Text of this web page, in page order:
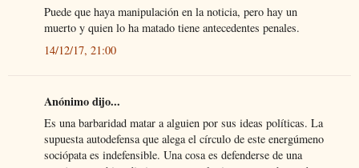
Puede que haya manipulación en la noticia, pero hay un
muerto y quien lo ha matado tiene antecedentes penales.
14/12/17, 21:00
Anónimo dijo...
Es una barbaridad matar a alguien por sus ideas políticas. La
supuesta autodefensa que alega el círculo de este energúmeno
sociópata es indefensible. Una cosa es defenderse de una